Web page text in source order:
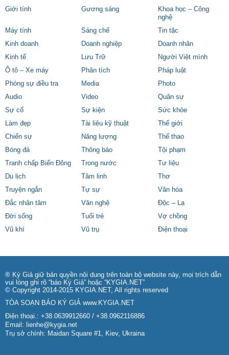
Giới tính
Gương sáng
Khoa học – Công
nghệ
Máy tính
Sáng chế
Tin tặc
Kinh doanh
Doanh nghiệp
Doanh nhân
Kinh tế
Lưu Trữ
Người Việt mình
Ô tô – Xe máy
Phân tích
Pháp luật
Phóng sự điều tra
Media
Photo
Audio
Video
Quân sự
Sự cố
Sự kiện
Sức khỏe
Làm đẹp
Tài liệu kỹ thuật
Thế giới
Chiến sự
Năng lượng
Thể thao
Bóng đá
Thông báo
Tội phạm
Tranh chấp Biển Đông
Trong nước
Tư liệu
Du lịch
Tâm linh
Thơ
Truyện ngắn
Tự sự
Văn hóa
Đắc nhân tâm
Văn nghệ
Độc – Lạ
Đời sống
Tuổi trẻ
Vợ chồng
Vũ khí
Vũ trụ Điện thoại
® Ký Giả giữ bản quyền nội dung trên toàn bộ website này, mọi trích dẫn
vui lòng ghi rõ “báo Ký Giả” hoặc “KYGIA.NET”
© Copyright 2014-2015 KYGIA.NET, All rights reserved
TÒA SOẠN BÁO KÝ GIẢ www.KYGIA.NET
Điện thoại.: +38.0639912660 / +38.0962116886
Email: lienhe@kygia.net
Trụ sở chính: Maidan Square #1, Kiev, Ukraina